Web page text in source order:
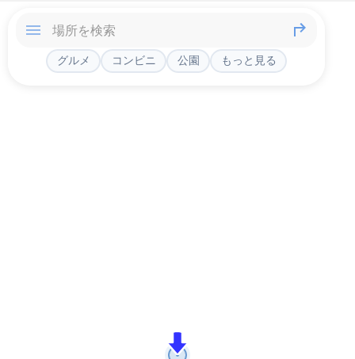
グルメ コンビニ 公園 もっと見る